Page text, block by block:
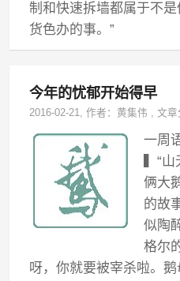
制和快速拆墙都属于不
货色办的事。”
今年的忧郁开始得早
2016-02-21, 作者：黄集伟 ,文章
一周
▍“
俩大
的故
似陶
格尔
呀，你就要被宰杀啦。